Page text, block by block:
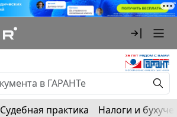
Судебная практика Налоги и